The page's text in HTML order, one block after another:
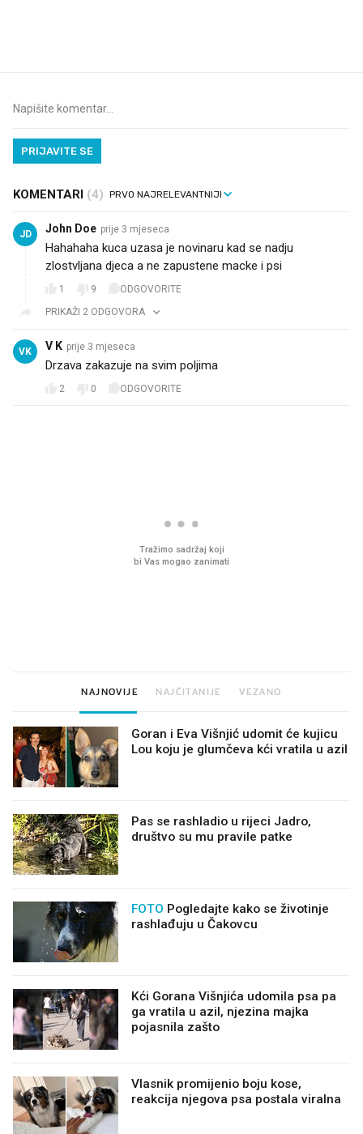
PRIJAVITE SE
KOMENTARI (4)
JD John Doe prije 3 mjeseca
Hahahaha kuca uzasa je novinaru kad se nadju
zlostvljana djeca a ne zapustene macke i psi
1 9
ODGOVORITE
PRIKAŽI 2 ODGOVORA
VK V K prije 3 mjeseca
Drzava zakazuje na svim poljima
2 0 ODGOVORITE
NAJNOVIJE NAJČITANIJE VEZANO
Goran i Eva Višnjić udomit će kujicu
Lou koju je glumčeva kći vratila u azil
Pas se rashladio u rijeci Jadro,
društvo su mu pravile patke
FOTO
rashlađuju u Čakovcu
Kći Gorana Višnjića udomila psa pa
ga vratila u azil, njezina majka
pojasnila zašto
Vlasnik promijenio boju kose,
reakcija njegova psa postala viralna